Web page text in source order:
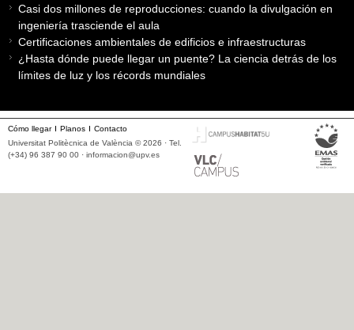
Casi dos millones de reproducciones: cuando la divulgación en
ingeniería trasciende el aula
Certificaciones ambientales de edificios e infraestructuras
¿Hasta dónde puede llegar un puente? La ciencia detrás de los
límites de luz y los récords mundiales
Cómo llegar Planos
Contacto
Universitat Politècnica de València © 2026 · Tel.
(+34) 96 387 90 00 · informacion@upv.es